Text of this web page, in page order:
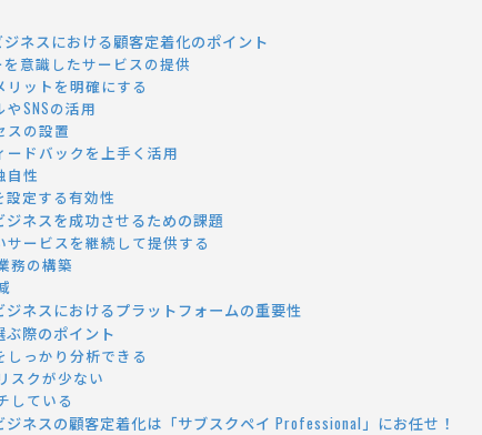
ネスにおける顧客定着化のポイント
意識したサービスの提供
リットを明確にする
SNSの活用
スの設置
ードバックを上手く活用
自性
設定する有効性
ネスを成功させるための課題
サービスを継続して提供する
務の構築
ネスにおけるプラットフォームの重要性
際のポイント
しっかり分析できる
スクが少ない
している
ネスの顧客定着化は「サブスクペイ Professional」にお任せ！